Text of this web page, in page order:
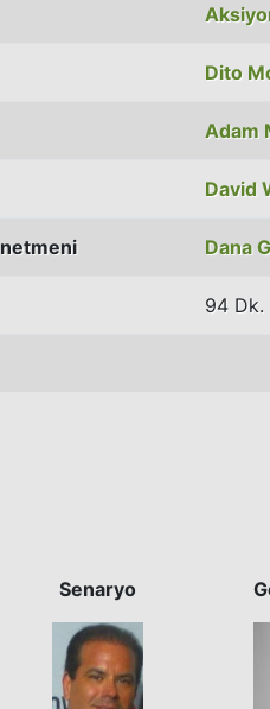
Dito
Adam
David
Dana
94 Dk.
Senaryo